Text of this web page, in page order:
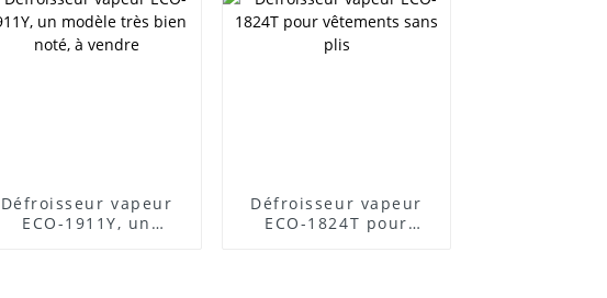
Défroisseur vapeur
ECO-1911Y, un
Défroisseur vapeur
ECO-1824T pour